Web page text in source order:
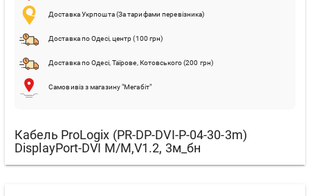
Доставка Укрпошта (За тарифами перевізника)
Доставка по Одесі, центр (100 грн)
Доставка по Одесі, Таїрове, Котовського (200 грн)
Самовивіз з магазину "Мегабіт"
Кабель ProLogix (PR-DP-DVI-P-04-30-3m)
DisplayPort-DVI М/М,V1.2, 3м_бн